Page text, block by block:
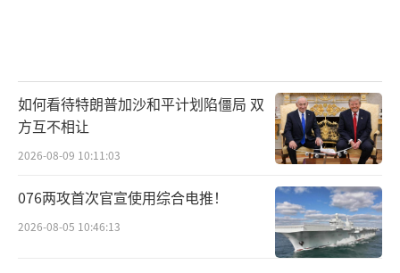
刻”评价同样引发连锁反应。美国的盟友和主
要贸易伙伴高度关注此次访问达成的具体内
容。一些欧洲和亚洲的经济体已在第一时间通
过外交渠道了解相关情况，并准备评估新协议
对全球产业链和地缘经济格局的影响。多数初
步反应认为，中美两国作为全球经济增长的主
要引擎，如果能够建立起更加稳定和可预期的
如何看待特朗普加沙和平计划陷僵局 双
方互不相让
2026-08-09 10:11:03
076两攻首次官宣使用综合电推！
2026-08-05 10:46:13